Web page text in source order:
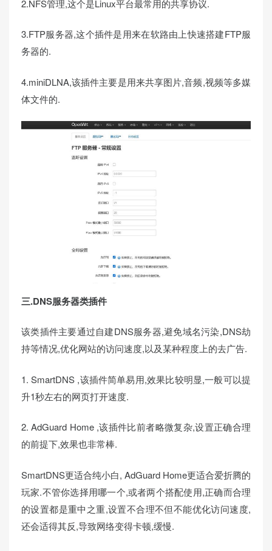
2.NFS管理,这个是Linux平台最常用的共享协议.
3.FTP服务器,这个插件是用来在软路由上快速搭建FTP服
务器的.
4.miniDLNA,该插件主要是用来共享图片,音频,视频等多媒
体文件的.
三.DNS服务器类插件
该类插件主要通过自建DNS服务器,避免域名污染,DNS劫
持等情况,优化网站的访问速度,以及某种程度上的去广告.
1. SmartDNS ,该插件简单易用,效果比较明显,一般可以提
升1秒左右的网页打开速度.
2. AdGuard Home ,该插件比前者略微复杂,设置正确合理
的前提下,效果也非常棒.
SmartDNS更适合纯小白, AdGuard Home更适合爱折腾的
玩家.不管你选择用哪一个,或者两个搭配使用,正确而合理
的设置都是重中之重,设置不合理不但不能优化访问速度,
还会适得其反,导致网络变得卡顿,缓慢.